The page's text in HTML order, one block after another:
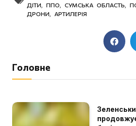
ДІТИ
ППО СУМСЬКА ОБЛАСТЬ
ДРОНИ
АРТИЛЕРІЯ
Головне